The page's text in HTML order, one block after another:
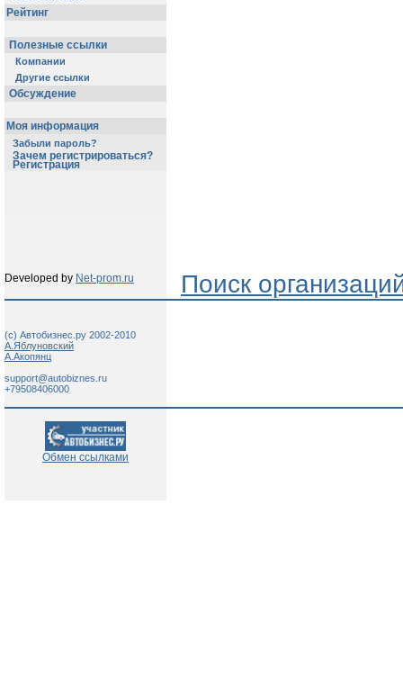
Рейтинг
Полезные ссылки
Компании
Другие ссылки
Обсуждение
Моя информация
Забыли пароль?
Зачем регистрироваться?
Регистрация
Developed by Net-prom.ru Поиск
(c) Автобизнес.ру 2002-2010
А.Яблуновский
А.Акопянц
support@autobiznes.ru
+79508406000
Обмен ссылками